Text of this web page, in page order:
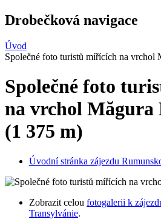
Drobečková navigace
Úvod
Společné foto turistů mířících na vrchol
Společné foto
na vrchol Măgura
(1 375 m)
Úvodní stránka zájezdu
Zobrazit celou fotogalerii k
Transylvánie.